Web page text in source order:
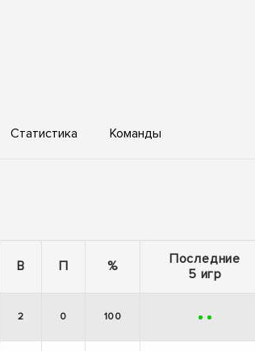
Статистика Команды
В П %
Последние
5 игр
2 0 100 + +